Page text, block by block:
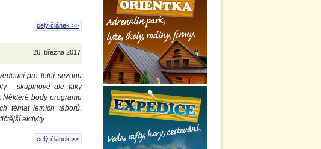
celý článek >>
26. března 2017
pro letní sezonu
- skupinové ale taky
body programu
témat letních táborů.
aktivity.
celý článek >>